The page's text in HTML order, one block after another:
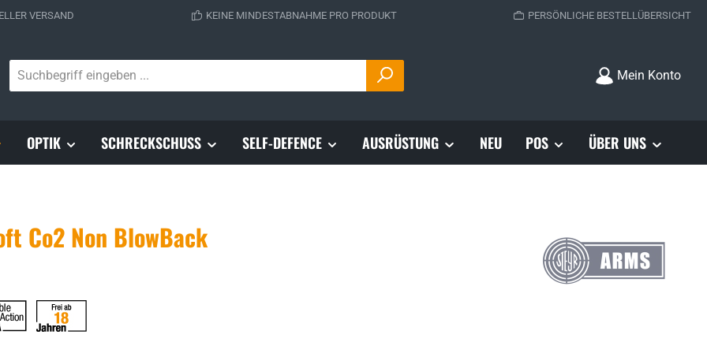
VERSAND KEINE MINDESTABNAHME PRO PRODUKT PERSÖNLICHE BESTELLÜBERSICHT
Mein Konto
OPTIK SCHRECKSCHUSS SELF-DEFENCE AUSRÜSTUNG NEU POS ÜBER UNS
Co2 Non BlowBack